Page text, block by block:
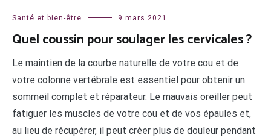
Santé et bien-être 9 mars 2021
Quel coussin pour soulager les cervicales ?
Le maintien de la courbe naturelle de votre cou et de
votre colonne vertébrale est essentiel pour obtenir un
sommeil complet et réparateur. Le mauvais oreiller peut
fatiguer les muscles de votre cou et de vos épaules et,
au lieu de récupérer, il peut créer plus de douleur pendant